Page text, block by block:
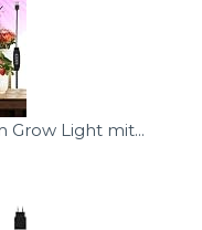
Grow Light mit...